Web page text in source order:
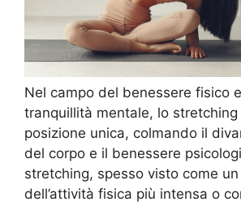
Nel campo del benessere fisico
tranquillità mentale, lo stretching
posizione unica, colmando il
del corpo e il benessere
stretching, spesso visto come
dell’attività fisica più intensa o